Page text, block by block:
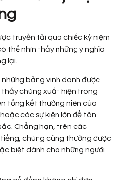
truyền tải qua chiếc kỷ niệm
thể nhìn thấy những ý nghĩa
lại.
bảng vinh danh được
chúng xuất hiện trong
tổng kết thường niên của
các sự kiện lớn để tôn
Chẳng hạn, trên các
chúng cũng thường được
biệt dành cho những người